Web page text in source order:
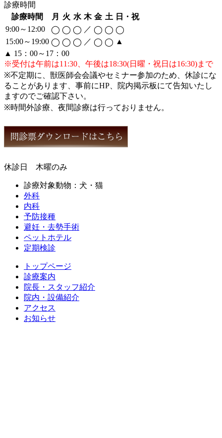
診療時間
診療時間
月 火 水 木 金 土 日・祝
9:00～12:00
◯ ◯ ◯ ／ ◯ ◯ ◯
15:00～19:00 ◯ ◯ ◯ ／ ◯ ◯ ▲
▲ 15：00～17：00
※受付は午前は11:30、午後は18:30(日曜・祝日は16:30)まで
※不定期に、獣医師会会議やセミナー参加のため、休診にな
ることがあります、事前にHP、院内掲示板にて告知いたし
ますのでご確認下さい。
※時間外診療、夜間診療は行っておりません。
休診日 木曜のみ
診療対象動物：犬・猫
外科
内科
予防接種
避妊・去勢手術
ペットホテル
定期検診
トップページ
診療案内
院長・スタッフ紹介
院内・設備紹介
アクセス
お知らせ